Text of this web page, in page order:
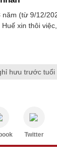
năm (từ 9/12/
xin thôi
hưu trước tuổi
Twitter